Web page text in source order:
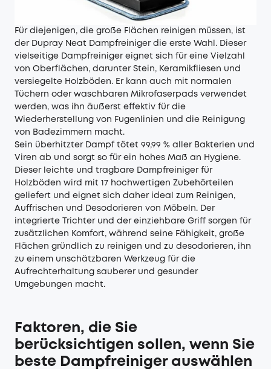
Für diejenigen, die große Flächen reinigen müssen, ist
der Dupray Neat Dampfreiniger die erste Wahl. Dieser
vielseitige Dampfreiniger eignet sich für eine Vielzahl
von Oberflächen, darunter Stein, Keramikfliesen und
versiegelte Holzböden. Er kann auch mit normalen
Tüchern oder waschbaren Mikrofaserpads verwendet
werden, was ihn äußerst effektiv für die
Wiederherstellung von Fugenlinien und die Reinigung
von Badezimmern macht.
Sein überhitzter Dampf tötet 99,99 % aller Bakterien und
Viren ab und sorgt so für ein hohes Maß an Hygiene.
Dieser leichte und tragbare Dampfreiniger für
Holzböden wird mit 17 hochwertigen Zubehörteilen
geliefert und eignet sich daher ideal zum Reinigen,
Auffrischen und Desodorieren von Möbeln. Der
integrierte Trichter und der einziehbare Griff sorgen für
zusätzlichen Komfort, während seine Fähigkeit, große
Flächen gründlich zu reinigen und zu desodorieren, ihn
zu einem unschätzbaren Werkzeug für die
Aufrechterhaltung sauberer und gesunder
Umgebungen macht.
Faktoren, die Sie
berücksichtigen sollen, wenn Sie
beste Dampfreinigerauswählen